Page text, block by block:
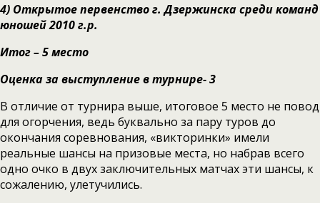
4) Открытое первенство г. Дзержинска среди команд
юношей 2010 г.р.
Итог – 5 место
Оценка за выступление в турнире- 3
В отличие от турнира выше, итоговое 5 место не повод
для огорчения, ведь буквально за пару туров до
окончания соревнования, «викторинки» имели
реальные шансы на призовые места, но набрав всего
одно очко в двух заключительных матчах эти шансы, к
сожалению, улетучились.